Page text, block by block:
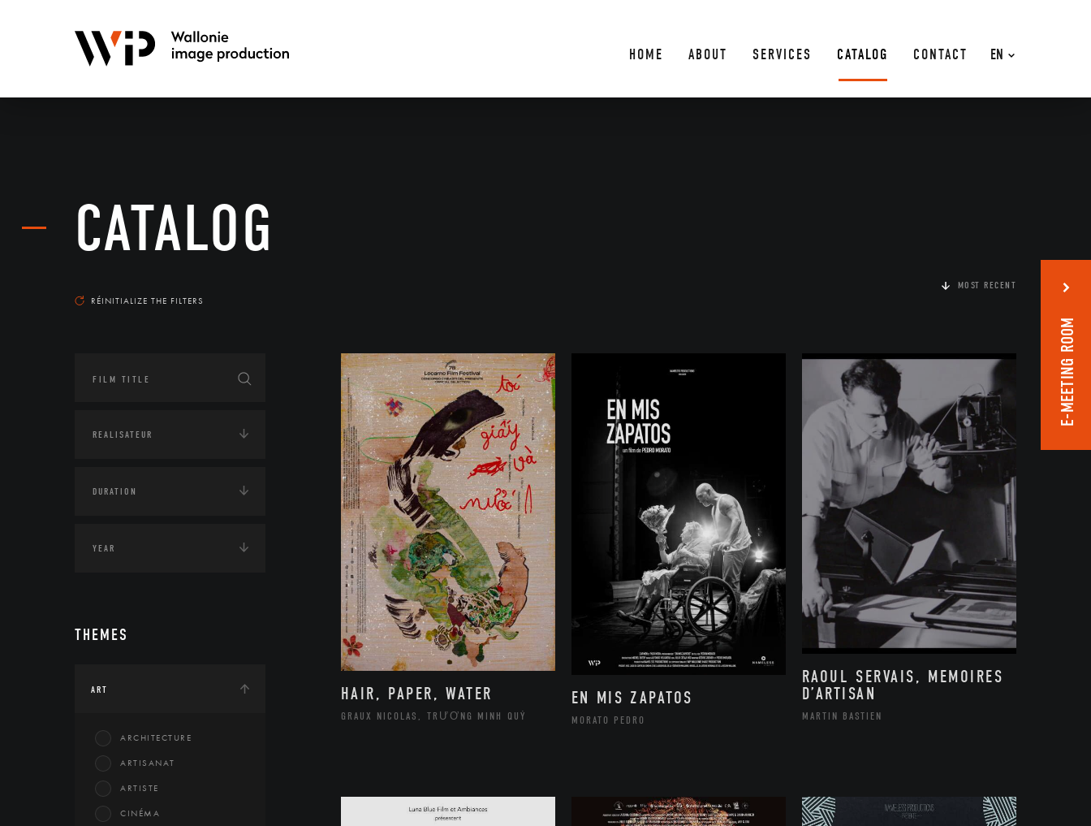
EN
HOME ABOUT SERVICES CATALOG CONTACT
CATALOG
RÉINITIALIZE THE FILTERS
THEMES
ART
ARCHITECTURE
ARTISANAT
ARTISTE
CINÉMA
MOST RECENT
HAIR, PAPER, WATER
GRAUX NICOLAS, TRƯƠNG MINH QUÝ
EN MIS ZAPATOS
MORATO PEDRO
RAOUL SERVAIS, MEMOIRES
D’ARTISAN
MARTIN BASTIEN
E-MEETING ROOM